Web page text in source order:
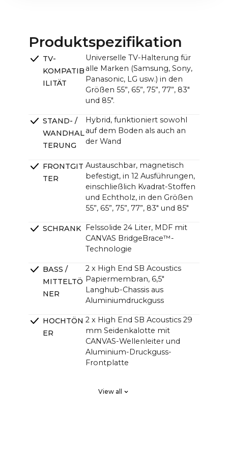
CANVAS-Einheit (B x H x T):
~121,0 x ~33,0 x ~12,0cm (11,0cm ohne Halterung) /
~47.6 x ~13.0 x ~4.7 in (4.3 in ohne Halterung)
Produktspezifikation
TV-
KOMPATIB
ILITÄT
Universelle TV-Halterung für
alle Marken (Samsung, Sony,
Panasonic, LG usw.) in den
Größen 55”, 65”, 75”, 77”, 83"
und 85".
STAND- /
WANDHAL
TERUNG
Hybrid, funktioniert sowohl
auf dem Boden als auch an
der Wand
FRONTGIT
TER
Austauschbar, magnetisch
befestigt, in 12 Ausführungen,
einschließlich Kvadrat-Stoffen
und Echtholz, in den Größen
55”, 65”, 75”, 77”, 83" und 85"
SCHRANK Felssolide 24 Liter, MDF mit
CANVAS BridgeBrace™-
Technologie
BASS /
MITTELTÖ
NER
2 x High End SB Acoustics
Papiermembran, 6,5"
Langhub-Chassis aus
Aluminiumdruckguss
HOCHTÖN
ER
2 x High End SB Acoustics 29
mm Seidenkalotte mit
CANVAS-Wellenleiter und
Aluminium-Druckguss-
Frontplatte
verlustarm, hohe Präzision,
View all